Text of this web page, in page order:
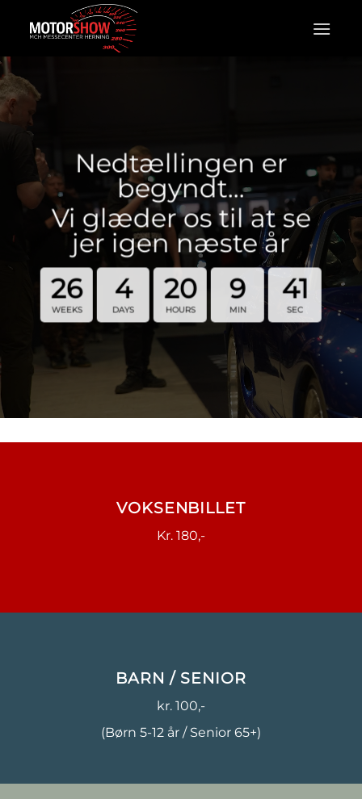
Nedtællingen er
begyndt…
Vi glæder os til at se
jer igen næste år
26
WEEKS
4
DAYS
20
HOURS
9
MIN
40
SEC
VOKSENBILLET
Kr. 180,-
BARN / SENIOR
kr. 100,-
(Børn 5-12 år / Senior 65+)